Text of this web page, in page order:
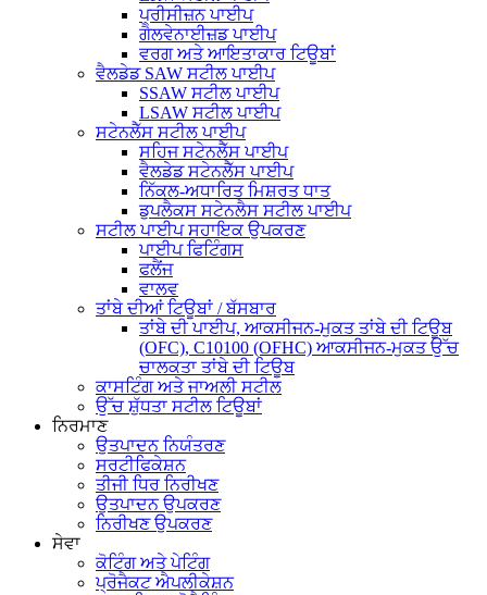
ਪ੍ਰੀਸੀਜ਼ਨ ਪਾਈਪ
ਗੈਲਵੇਨਾਈਜ਼ਡ ਪਾਈਪ
ਵਰਗ ਅਤੇ ਆਇਤਾਕਾਰ ਟਿਊਬਾਂ
ਵੈਲਡੇਡ SAW ਸਟੀਲ ਪਾਈਪ
SSAW ਸਟੀਲ ਪਾਈਪ
LSAW ਸਟੀਲ ਪਾਈਪ
ਸਟੇਨਲੈੱਸ ਸਟੀਲ ਪਾਈਪ
ਸਹਿਜ ਸਟੇਨਲੈੱਸ ਪਾਈਪ
ਵੈਲਡੇਡ ਸਟੇਨਲੈੱਸ ਪਾਈਪ
ਨਿੱਕਲ-ਅਧਾਰਿਤ ਮਿਸ਼ਰਤ ਧਾਤ
ਡੁਪਲੈਕਸ ਸਟੇਨਲੈਸ ਸਟੀਲ ਪਾਈਪ
ਸਟੀਲ ਪਾਈਪ ਸਹਾਇਕ ਉਪਕਰਣ
ਪਾਈਪ ਫਿਟਿੰਗਸ
ਫਲੈਂਜ
ਵਾਲਵ
ਤਾਂਬੇ ਦੀਆਂ ਟਿਊਬਾਂ / ਬੱਸਬਾਰ
ਤਾਂਬੇ ਦੀ ਪਾਈਪ, ਆਕਸੀਜਨ-ਮੁਕਤ ਤਾਂਬੇ ਦੀ ਟਿਊਬ
(OFC), C10100 (OFHC) ਆਕਸੀਜਨ-ਮੁਕਤ ਉੱਚ
ਚਾਲਕਤਾ ਤਾਂਬੇ ਦੀ ਟਿਊਬ
ਕਾਸਟਿੰਗ ਅਤੇ ਜਾਅਲੀ ਸਟੀਲ
ਉੱਚ ਸ਼ੁੱਧਤਾ ਸਟੀਲ ਟਿਊਬਾਂ
ਨਿਰਮਾਣ
ਉਤਪਾਦਨ ਨਿਯੰਤਰਣ
ਸਰਟੀਫਿਕੇਸ਼ਨ
ਤੀਜੀ ਧਿਰ ਨਿਰੀਖਣ
ਉਤਪਾਦਨ ਉਪਕਰਣ
ਨਿਰੀਖਣ ਉਪਕਰਣ
ਸੇਵਾ
ਕੋਟਿੰਗ ਅਤੇ ਪੇਟਿੰਗ
ਪ੍ਰੋਜੈਕਟ ਐਪਲੀਕੇਸ਼ਨ